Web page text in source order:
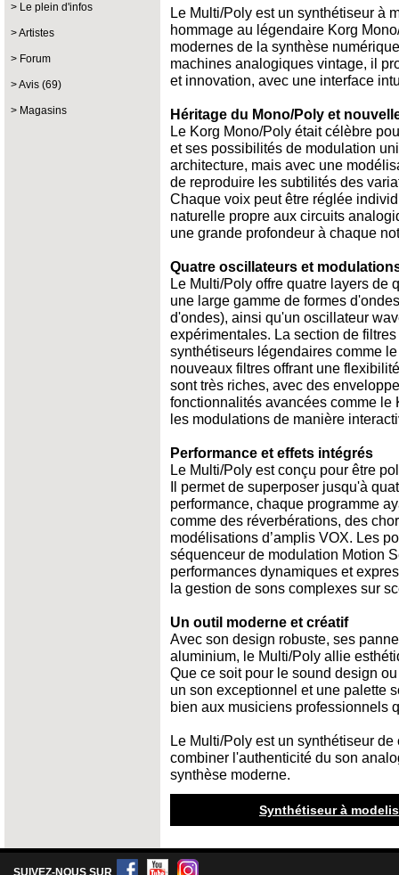
Le plein d'infos
Artistes
Forum
Avis (69)
Magasins
Le Multi/Poly est un synthétiseur à
hommage au légendaire Korg
modernes de la synthèse
machines analogiques vintage, il
et innovation, avec une interface
Héritage du Mono/Poly et
Le Korg Mono/Poly était célèbre
et ses possibilités de modulation
architecture, mais avec une
de reproduire les subtilités des
Chaque voix peut être réglée
naturelle propre aux circuits
une grande profondeur à chaque
Quatre oscillateurs et
Le Multi/Poly offre quatre layers de
une large gamme de formes
d'ondes), ainsi qu'un oscillateur
expérimentales. La section de
synthétiseurs légendaires comme
nouveaux filtres offrant une
sont très riches, avec des
fonctionnalités avancées comme
les modulations de manière
Performance et effets intégrés
Le Multi/Poly est conçu pour être
Il permet de superposer jusqu'à
performance, chaque programme
comme des réverbérations, des
modélisations d’amplis VOX. Les
séquenceur de modulation Motion
performances dynamiques et
la gestion de sons complexes sur
Un outil moderne et créatif
Avec son design robuste, ses
aluminium, le Multi/Poly allie
Que ce soit pour le sound design
un son exceptionnel et une palette
bien aux musiciens professionnels
Le Multi/Poly est un synthétiseur
combiner l'authenticité du son
synthèse moderne.
Synthétiseur à
SUIVEZ-NOUS SUR